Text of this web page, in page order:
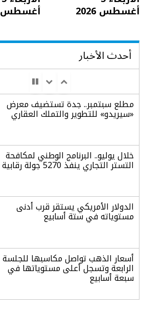
أغسطس 2026 أغسطس 2026
أحدث الأخبار
مطلع سبتمبر.. جدة تستضيف معرض
«سيريدو» للتطوير والتملك العقاري
خلال يوليو.. البرنامج الوطني لمكافحة
التستر التجاري ينفذ 5270 جولة رقابية
الدولار الأمريكي يستقر قرب أدنى
مستوياته في ستة أسابيع
أسعار الذهب تواصل مكاسبها للجلسة
الرابعة وتسجل أعلى مستوياتها في
سبعة أسابيع